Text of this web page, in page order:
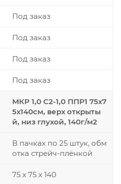
Под заказ
Под заказ
Под заказ
Под заказ
МКР 1,0 С2-1,0 ППР1 75х7
5х140см, верх открыты
й, низ глухой, 140г/м2
В пачках по 25 штук, обм
отка стрейч-плёнкой
75 x 75 x 140